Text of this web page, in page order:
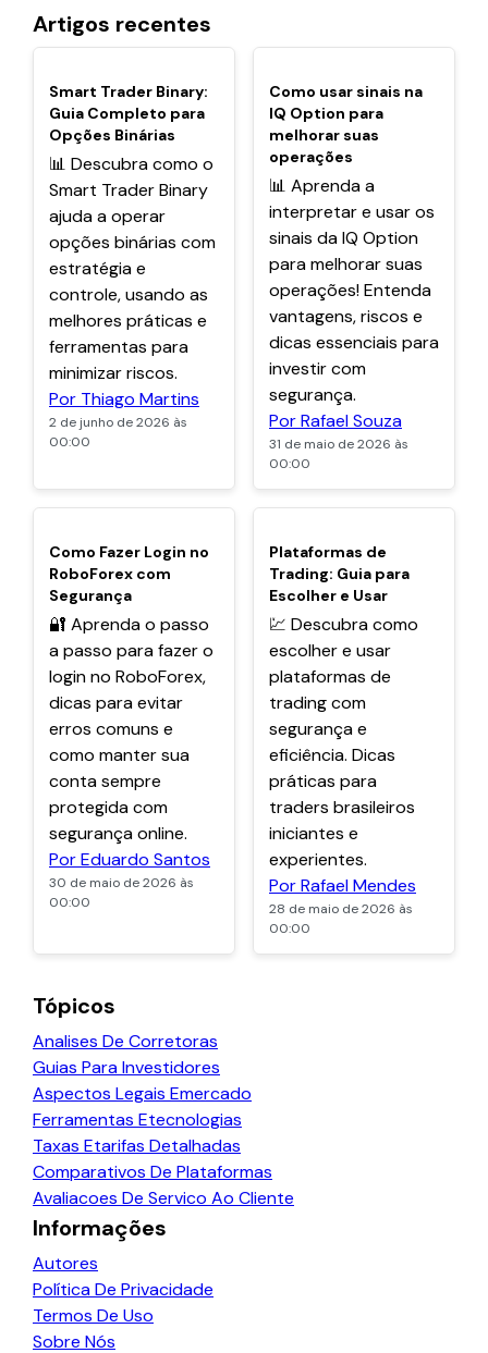
Artigos recentes
POPULARES
Smart Trader Binary:
Guia Completo para
Opções Binárias
📊 Descubra como o
Smart Trader Binary
ajuda a operar
opções binárias com
estratégia e
controle, usando as
melhores práticas e
ferramentas para
minimizar riscos.
Por Thiago Martins
2 de junho de 2026 às
00:00
POPULARES
Como usar sinais na
IQ Option para
melhorar suas
operações
📊 Aprenda a
interpretar e usar os
sinais da IQ Option
para melhorar suas
operações! Entenda
vantagens, riscos e
dicas essenciais para
investir com
segurança.
Por Rafael Souza
31 de maio de 2026 às
00:00
POPULARES
Como Fazer Login no
RoboForex com
Segurança
🔐 Aprenda o passo
a passo para fazer o
login no RoboForex,
dicas para evitar
erros comuns e
como manter sua
conta sempre
protegida com
segurança online.
Por Eduardo Santos
30 de maio de 2026 às
00:00
POPULARES
Plataformas de
Trading: Guia para
Escolher e Usar
💹 Descubra como
escolher e usar
plataformas de
trading com
segurança e
eficiência. Dicas
práticas para
traders brasileiros
iniciantes e
experientes.
Por Rafael Mendes
28 de maio de 2026 às
00:00
Tópicos
Analises De Corretoras
Guias Para Investidores
Aspectos Legais Emercado
Ferramentas Etecnologias
Taxas Etarifas Detalhadas
Comparativos De Plataformas
Avaliacoes De Servico Ao Cliente
Informações
Autores
Política De Privacidade
Termos De Uso
Sobre Nós